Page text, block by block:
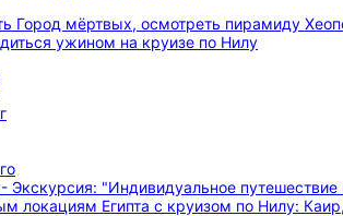
Город мёртвых, осмотреть пирамиду
ужином на круизе по Нилу